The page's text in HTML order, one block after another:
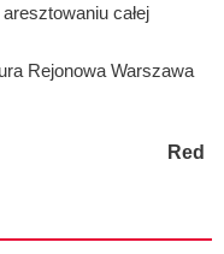
całej
Rejonowa Warszawa
Red